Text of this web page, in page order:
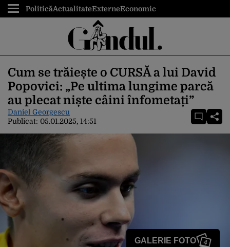
PoliticăActualitateExterneEconomic
Cum se trăiește o CURSĂ a lui David
Popovici: „Pe ultima lungime parcă
au plecat niște câini înfometați”
Daniel Georgescu
Publicat: 05.01.2025, 14:51
GALERIE FOTO 4